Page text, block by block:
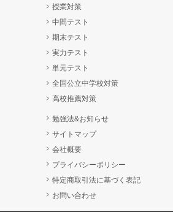
授業対策
中間テスト
期末テスト
実力テスト
単元テスト
全国公立中学校対策
高校推薦対策
勉強法&お知らせ
サイトマップ
会社概要
プライバシーポリシー
特定商取引法に基づく表記
お問い合わせ